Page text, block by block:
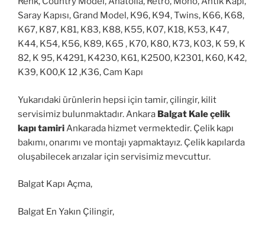
Saray Kapısı, Grand Model, K96, K94, Twins, K66, K68,
K67, K87, K81, K83, K88, K55, K07, K18, K53, K47,
K44, K54, K56, K89, K65 , K70, K80, K73, K03, K 59, K
82, K 95, K4291, K4230, K61, K2500, K2301, K60, K42,
K39, K00,K 12 ,K36, Cam Kapı
Yukarıdaki ürünlerin hepsi için tamir, çilingir, kilit
servisimiz bulunmaktadır. Ankara Balgat Kale çelik
kapı tamiri Ankarada hizmet vermektedir. Çelik kapı
bakımı, onarımı ve montajı yapmaktayız. Çelik kapılarda
oluşabilecek arızalar için servisimiz mevcuttur.
Balgat Kapı Açma,
Balgat En Yakın Çilingir,